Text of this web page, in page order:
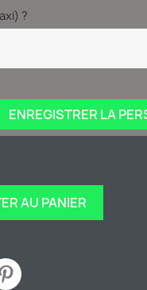
?
ENREGISTRER LA
AU PANIER